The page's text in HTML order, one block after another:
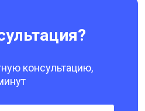
консультацию,